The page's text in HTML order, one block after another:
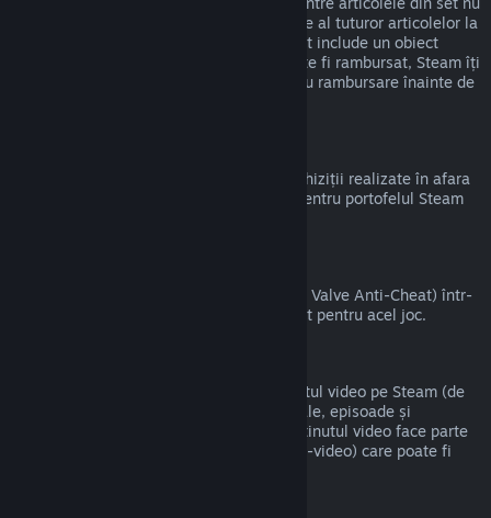
a fost transferat și dacă timpul de utilizare al tuturor articolelor la
un loc nu depășește două ore. Dacă un set include un obiect
virtual pentru joc sau un DLC care nu poate fi rambursat, Steam îți
va indica dacă tot setul este eligibil pentru rambursare înainte de
Valve nu poate oferi rambursări pentru achiziții realizate în afara
Steam (de exemplu, CD key sau carduri pentru portofelul Steam
Dacă ai primit banare de la VAC (sistemul Valve Anti-Cheat) într-
un joc, pierzi dreptul de a mai fi rambursat pentru acel joc.
Nu putem oferi rambursări pentru conținutul video pe Steam (de
exemplu, pentru filme, scurtmetraje, seriale, episoade și
tutoriale), cu excepția cazului în care conținutul video face parte
dintr-un set care conține alt conținut (non-video) care poate fi